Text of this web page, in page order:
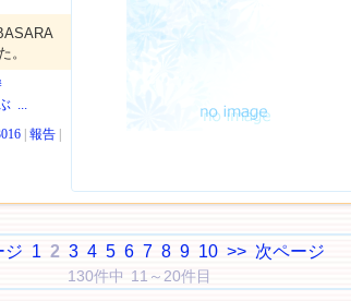
。
...
報告
ジ 1 2 3 4 5 6 7 8 9 10 >> 次ページ
130件中 11～20件目